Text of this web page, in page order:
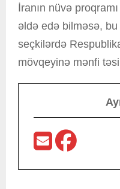
İranın nüvə
əldə edə bilməsə, bu
seçkilərdə
mövqeyinə mənfi